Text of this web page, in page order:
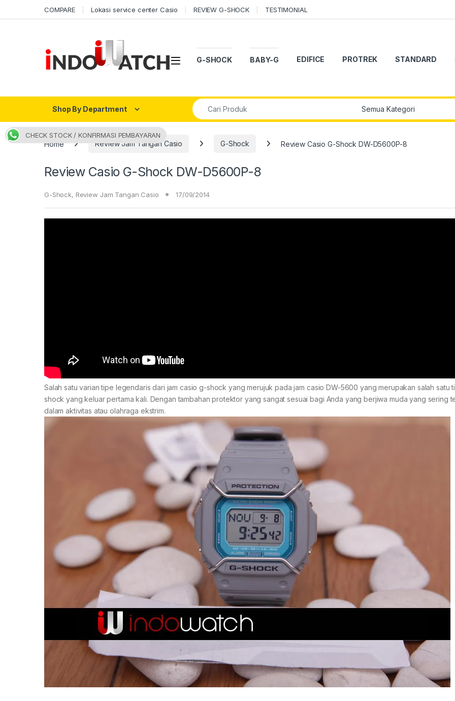
COMPARE Lokasi service center Casio REVIEW G-SHOCK TESTIMONIAL
Open G-SHOCK BABY-G EDIFICE PROTREK STANDARD
Shop By Department
Search for:
Home Review Jam Tangan Casio G-Shock Review Casio G-Shock DW-D5600P-8
Review Casio G-Shock DW-D5600P-8
G-Shock, Review Jam Tangan Casio 17/09/2014
Salah satu varian tipe legendaris dari jam casio g-shock yang merujuk pada jam casio DW-5600 yang merupakan salah satu
shock yang keluar pertama kali. Dengan tambahan protektor yang sangat sesuai bagi Anda yang berjiwa muda yang sering
dalam aktivitas atau olahraga ekstrim.
CHECK STOCK / KONFIRMASI PEMBAYARAN